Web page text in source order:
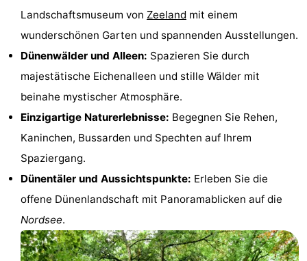
Adressen
Region
Zeeland
Schouwen-
Duiveland
-
Renesse
Brouwershaven
-
Bruinisse
Zierikzee
Landschaftsmuseum von Zeeland mit einem
wunderschönen Garten und spannenden Ausstellungen.
Dünenwälder und Alleen: Spazieren Sie durch
majestätische Eichenalleen und stille Wälder mit
beinahe mystischer Atmosphäre.
Einzigartige Naturerlebnisse: Begegnen Sie Rehen,
Kaninchen, Bussarden und Spechten auf Ihrem
Spaziergang.
Dünentäler und Aussichtspunkte: Erleben Sie die
offene Dünenlandschaft mit Panoramablicken auf die
Nordsee.